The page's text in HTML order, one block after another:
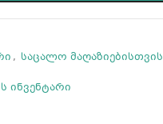
, საცალო მაღაზიებისთვის
ინვენტარი